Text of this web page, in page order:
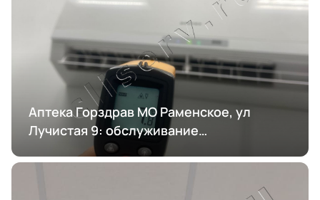
Аптека Горздрав МО Раменское, ул
Лучистая 9: обслуживание
кондиционирования